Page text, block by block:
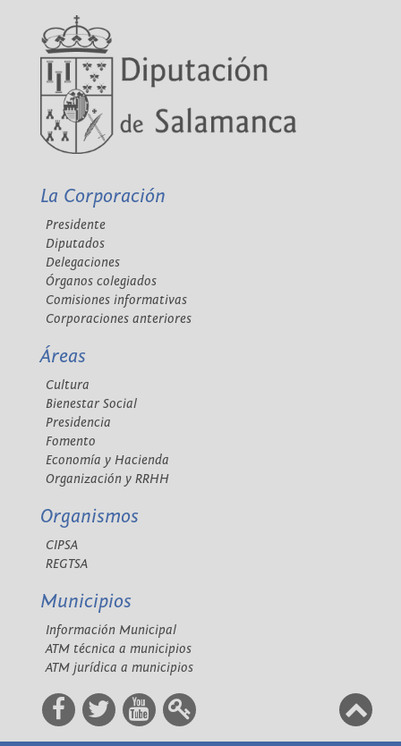
La Corporación
Presidente
Diputados
Delegaciones
Órganos colegiados
Comisiones informativas
Corporaciones anteriores
Áreas
Cultura
Bienestar Social
Presidencia
Fomento
Economía y Hacienda
Organización y RRHH
Organismos
CIPSA
REGTSA
Municipios
Información Municipal
ATM técnica a municipios
ATM jurídica a municipios